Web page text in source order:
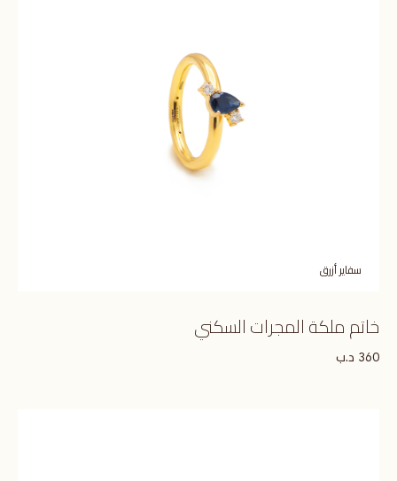
سفاير أزرق
خاتم ملكة المجرات السكني
360 د.ب